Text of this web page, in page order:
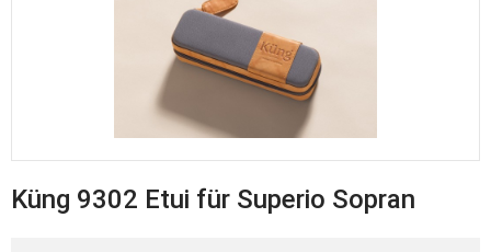
Küng 9302 Etui für Superio Sopran